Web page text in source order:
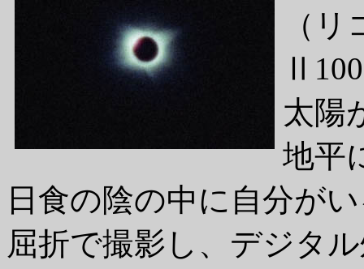
（
太陽
地平
日食の陰の中に自分が
屈折で撮影し、デジタ